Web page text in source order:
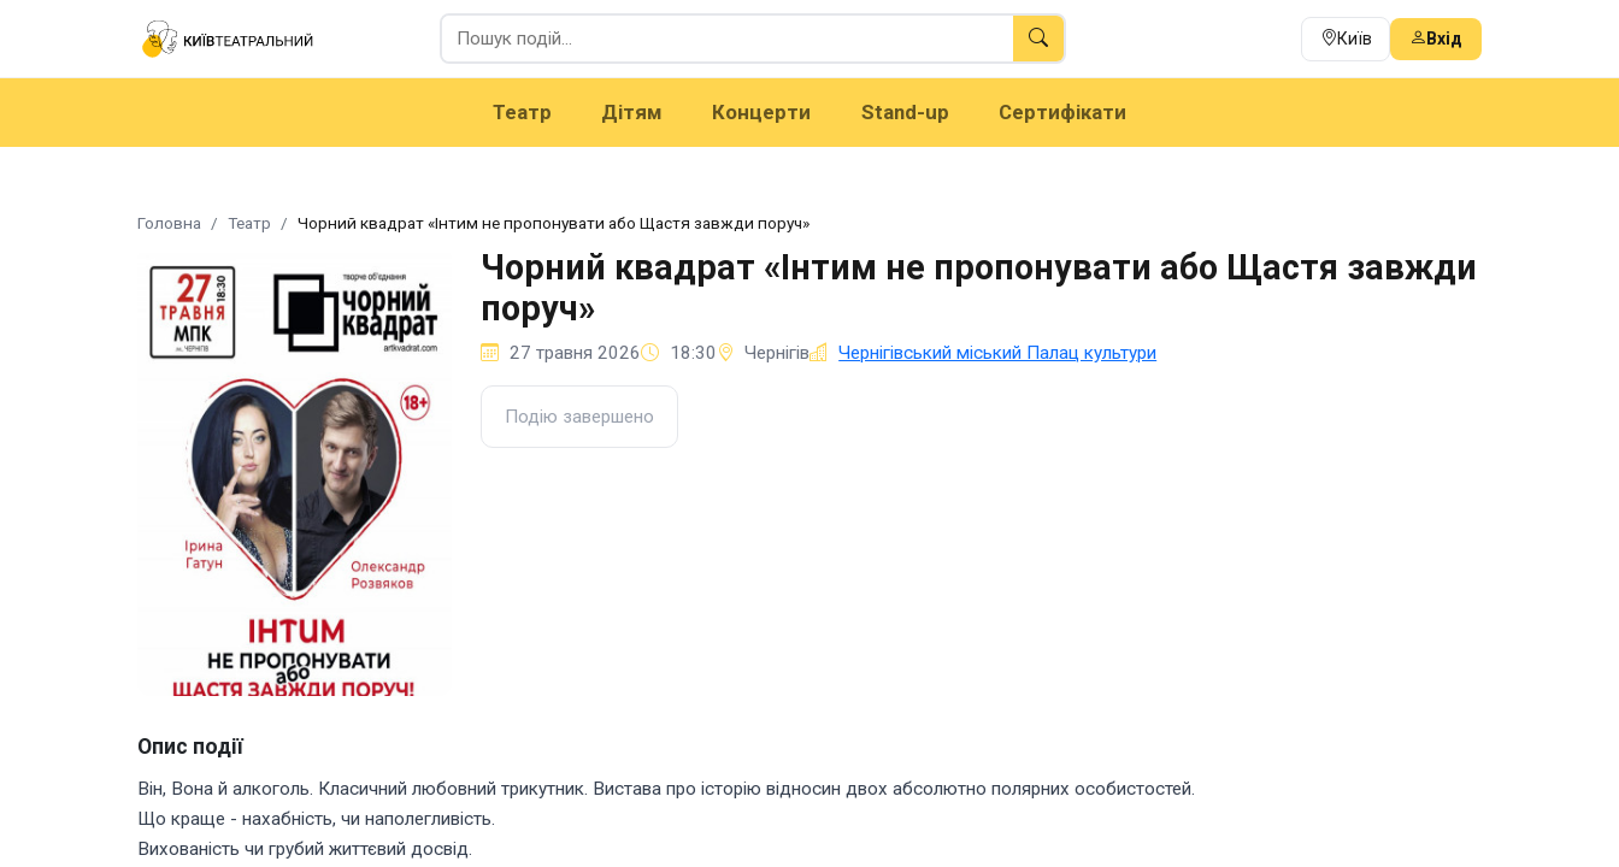
Київ Вхід
Театр Дітям Концерти Stand-up Сертифікати
Головна Театр Чорний квадрат «Інтим не пропонувати або Щастя завжди поруч»
Чорний квадрат «Інтим не пропонувати або Щастя завжди
поруч»
27 травня 2026 18:30 Чернігів Чернігівський міський Палац культури
Подію завершено
Опис події
Він, Вона й алкоголь. Класичний любовний трикутник. Вистава про історію відносин двох абсолютно полярних особистостей.
Що краще - нахабність, чи наполегливість.
Вихованість чи грубий життєвий досвід.